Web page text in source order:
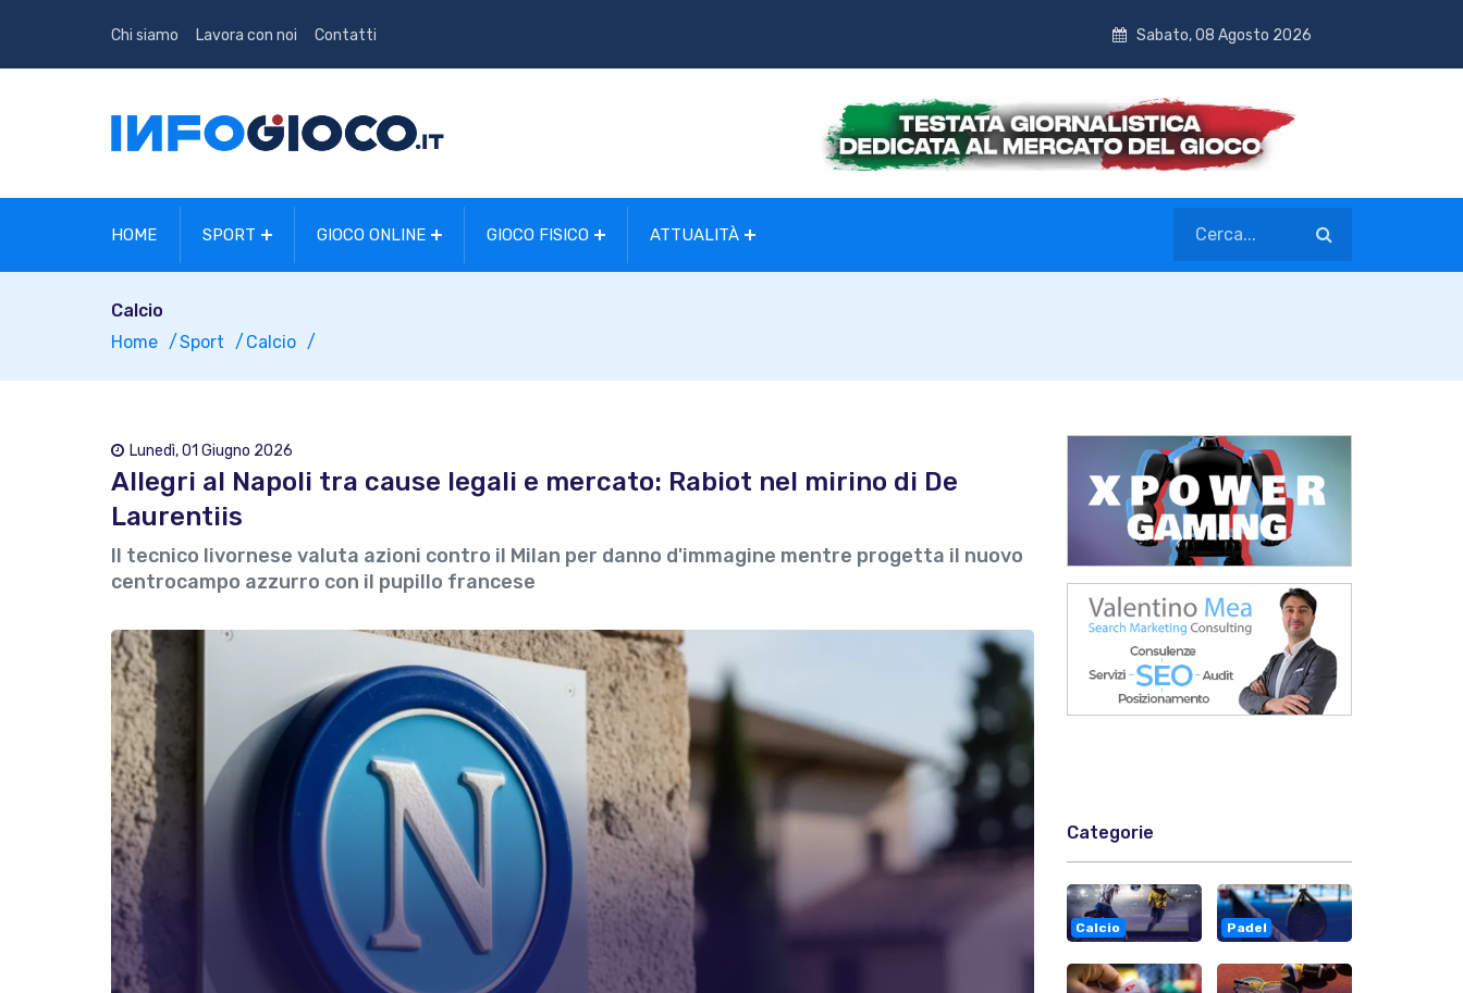
Chi siamo Lavora con noi Contatti Sabato, 08 Agosto 2026
HOME SPORT GIOCO ONLINE GIOCO FISICO ATTUALITÀ
Calcio
Home
Sport Calcio
Lunedì, 01 Giugno 2026
Allegri al Napoli tra cause legali e mercato: Rabiot nel mirino di De
Laurentiis
Il tecnico livornese valuta azioni contro il Milan per danno d'immagine mentre progetta il nuovo
centrocampo azzurro con il pupillo francese
Categorie
Calcio Padel